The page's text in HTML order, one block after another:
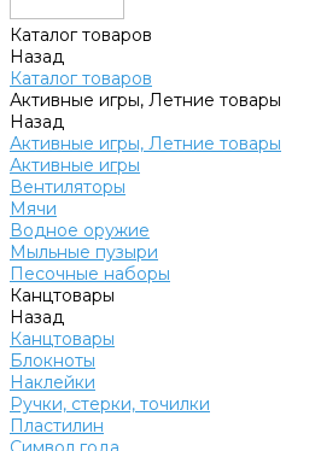
Каталог товаров
Назад
Каталог товаров
Активные игры, Летние товары
Назад
Активные игры, Летние товары
Активные игры
Вентиляторы
Мячи
Водное оружие
Мыльные пузыри
Песочные наборы
Канцтовары
Назад
Канцтовары
Блокноты
Наклейки
Ручки, стерки, точилки
Пластилин